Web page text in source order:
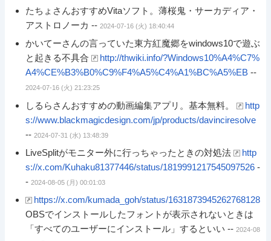
たちょさんおすすめVitaソフト。薄桜鬼・サーカディア・
アストロノーカ -- 2024-07-16 (火) 18:40:44
かいてーさんの言っていた東方紅魔郷をwindows10で遊ぶ
と起きる不具合
http://thwiki.info/?Windows10%A4%C7%
A4%CE%B3%B0%C9%F4%A5%C4%A1%BC%A5%EB --
2024-07-16 (火) 21:23:25
しるらさんおすすめの動画編集アプリ。基本無料。
http
s://www.blackmagicdesign.com/jp/products/davinciresolve
-- 2024-07-31 (水) 13:48:39
LiveSplitがモニター外に行っちゃったときの対処法
http
s://x.com/Kuhaku81377446/status/1819991217545097526 -
- 2024-08-05 (月) 00:01:03
https://x.com/kumada_goh/status/1631873945262768128
OBSでインストールしたフォントが表示されないときは
「すべてのユーザーにインストール」するといい -- 2024-08